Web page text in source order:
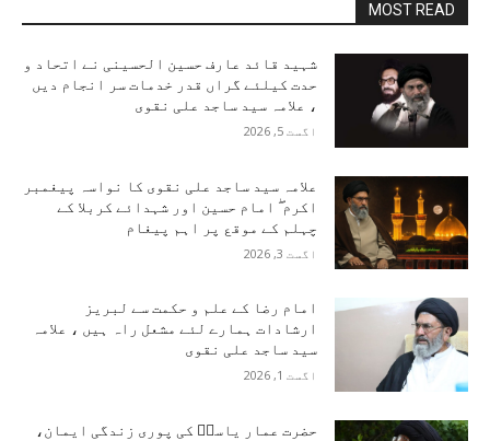
MOST READ
شہید قائد عارف حسین الحسینی نے اتحاد و
حدت کیلئے گراں قدر خدمات سر انجام دیں
، علامہ سید ساجد علی نقوی
اگست 5, 2026
علامہ سید ساجد علی نقوی کا نواسہ پیغمبر
اکرم ۖ امام حسین اور شہدائے کربلا کے
چہلم کے موقع پر اہم پیغام
اگست 3, 2026
امام رضا کے علم و حکمت سے لبریز
ارشادات ہمارے لئے مشعل راہ ہیں ، علامہ
سید ساجد علی نقوی
اگست 1, 2026
حضرت عمار یاسرؑ کی پوری زندگی ایمان،